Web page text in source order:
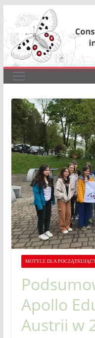
Przejdź
treści
MOTYLE DLA
Apollo
Austrii w